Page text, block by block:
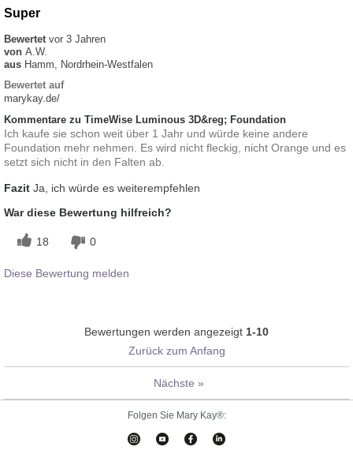
Super
Bewertet vor 3 Jahren
von A.W.
aus Hamm, Nordrhein-Westfalen
Bewertet auf
marykay.de/
Kommentare zu TimeWise Luminous 3D&reg; Foundation
Ich kaufe sie schon weit über 1 Jahr und würde keine andere
Foundation mehr nehmen. Es wird nicht fleckig, nicht Orange und es
setzt sich nicht in den Falten ab.
Fazit Ja, ich würde es weiterempfehlen
War diese Bewertung hilfreich?
18 0
Diese Bewertung melden
Bewertungen werden angezeigt 1-10
Zurück zum Anfang
Nächste »
Folgen Sie Mary Kay®: